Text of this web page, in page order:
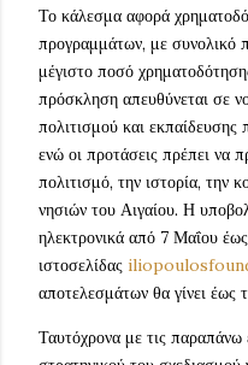
Το κάλεσμα αφορά
προγραμμάτων, με
μέγιστο ποσό
πρόσκληση απευθύνεται σε
πολιτισμού και εκπαίδευσης
ενώ οι προτάσεις πρέπει να
πολιτισμό, την ιστορία, την
νησιών του Αιγαίου. Η
ηλεκτρονικά από 7 Μαΐου
ιστοσελίδας
αποτελεσμάτων θα γίνει έως
Ταυτόχρονα με τις παραπάνω